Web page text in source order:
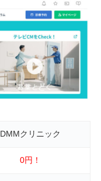
DMMクリニック
0円！